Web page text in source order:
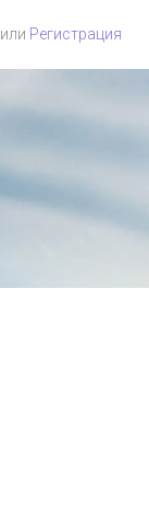
или Регистрация